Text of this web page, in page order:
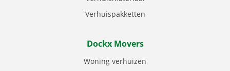
Verhuispakketten
Dockx Movers
Woning verhuizen